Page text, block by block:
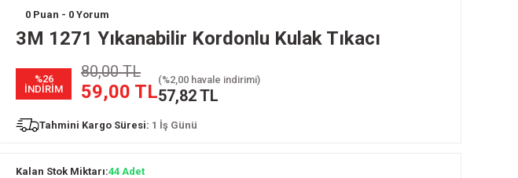
0 Puan - 0 Yorum
3M 1271 Yıkanabilir Kordonlu Kulak Tıkacı
%26
İNDİRİM
80,00 TL
59,00 TL
(%2,00 havale indirimi)
57,82 TL
Tahmini Kargo Süresi: 1 İş Günü
Kalan Stok Miktarı:44 Adet